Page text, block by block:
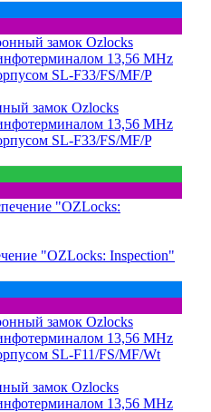
замок Ozlocks
13,56 MHz
SL-F33/FS/MF/P
"OZLocks: Inspection"
замок Ozlocks
13,56 MHz